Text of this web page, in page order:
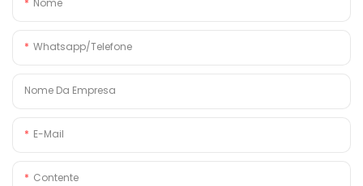
Nome
Whatsapp/Telefone
Nome Da Empresa
E-Mail
Contente